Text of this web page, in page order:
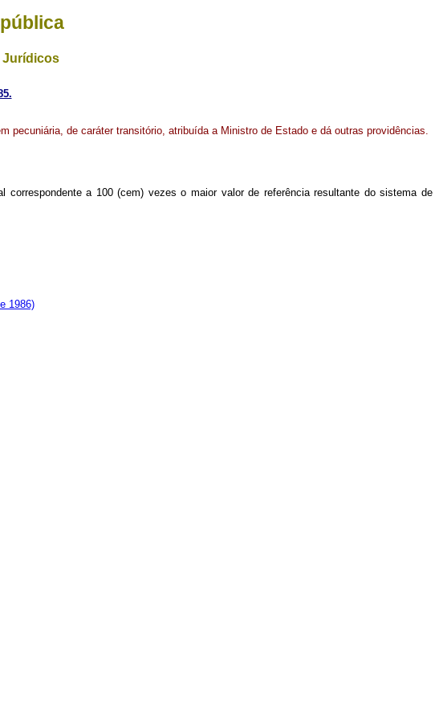
Jurídicos
pecuniária, de caráter transitório, atribuída a Ministro de Estado e dá outras providências.
a 100 (cem) vezes o maior valor de referência resultante do sistema de
1986)